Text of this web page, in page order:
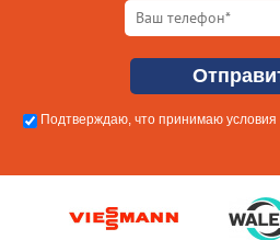
Подтверждаю, что принимаю условия